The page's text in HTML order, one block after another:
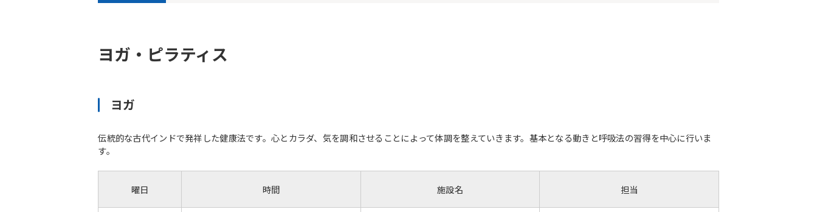
ヨガ・ピラティス
ヨガ
伝統的な古代インドで発祥した健康法です。心とカラダ、気を調和させることによって体調を整えていきます。基本となる動きと呼吸法の習得を中心に行いま
す。
曜日 時間 施設名 担当